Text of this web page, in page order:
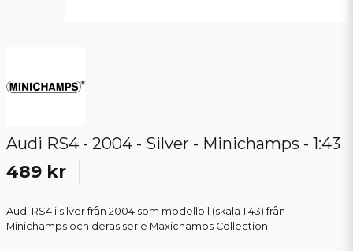
Audi RS4 - 2004 - Silver - Minichamps - 1:43
489 kr
Audi RS4 i silver från 2004 som modellbil (skala 1:43) från
Minichamps och deras serie Maxichamps Collection.